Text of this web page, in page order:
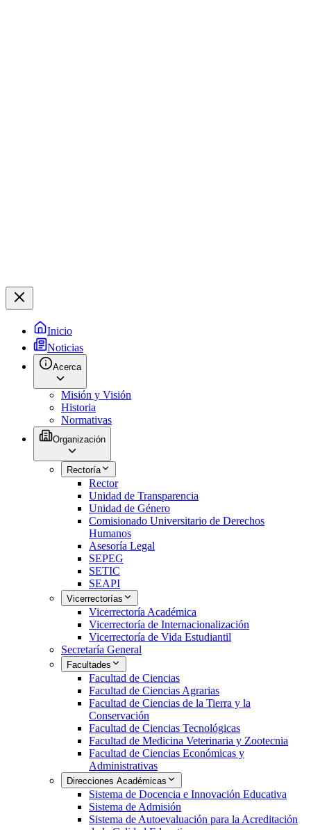
Inicio
Noticias
Acerca
Misión y Visión
Historia
Normativas
Organización
Rectoría
Rector
Unidad de Transparencia
Unidad de Género
Comisionado Universitario de Derechos
Humanos
Asesoría Legal
SEPEG
SETIC
SEAPI
Vicerrectorías
Vicerrectoría Académica
Vicerrectoría de Internacionalización
Vicerrectoría de Vida Estudiantil
Secretaría General
Facultades
Facultad de Ciencias
Facultad de Ciencias Agrarias
Facultad de Ciencias de la Tierra y la
Conservación
Facultad de Ciencias Tecnológicas
Facultad de Medicina Veterinaria y Zootecnia
Facultad de Ciencias Económicas y
Administrativas
Direcciones Académicas
Sistema de Docencia e Innovación Educativa
Sistema de Admisión
Sistema de Autoevaluación para la Acreditación